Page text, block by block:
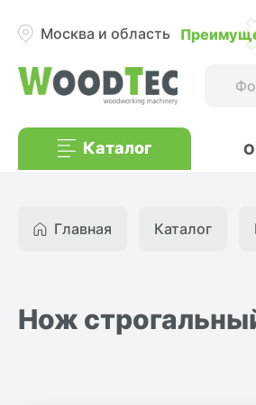
Москва и область
Каталог
Главная Каталог
Нож